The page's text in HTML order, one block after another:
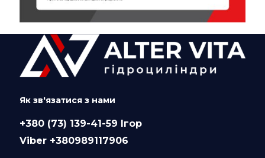
Як зв'язатися з нами
+380 (73) 139-41-59 Ігор
Viber +380989117906